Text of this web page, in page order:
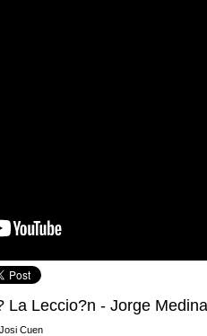
La Leccio?n - Jorge
Cuen